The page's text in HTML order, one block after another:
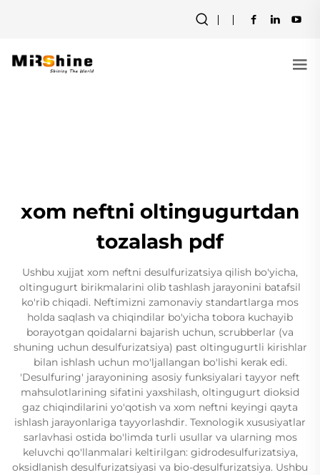
xom neftni oltingugurtdan
tozalash pdf
Ushbu xujjat xom neftni desulfurizatsiya qilish bo'yicha,
oltingugurt birikmalarini olib tashlash jarayonini batafsil
ko'rib chiqadi. Neftimizni zamonaviy standartlarga mos
holda saqlash va chiqindilar bo'yicha tobora kuchayib
borayotgan qoidalarni bajarish uchun, scrubberlar (va
shuning uchun desulfurizatsiya) past oltingugurtli kirishlar
bilan ishlash uchun mo'ljallangan bo'lishi kerak edi.
'Desulfuring' jarayonining asosiy funksiyalari tayyor neft
mahsulotlarining sifatini yaxshilash, oltingugurt dioksid
gaz chiqindilarini yo'qotish va xom neftni keyingi qayta
ishlash jarayonlariga tayyorlashdir. Texnologik xususiyatlar
sarlavhasi ostida bo'limda turli usullar va ularning mos
keluvchi qo'llanmalari keltirilgan: gidrodesulfurizatsiya,
oksidlanish desulfurizatsiyasi va bio-desulfurizatsiya. Ushbu